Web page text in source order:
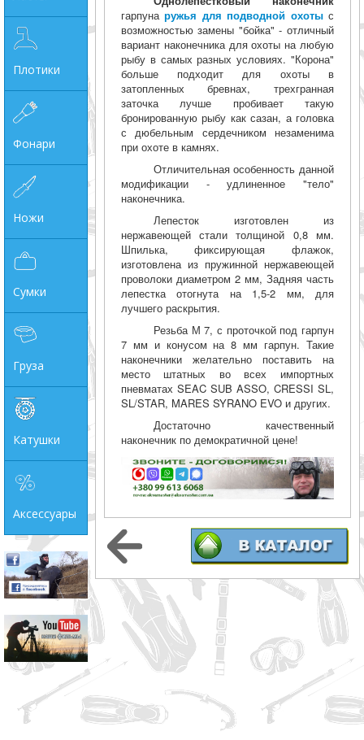
Плотики
Фонари
Ножи
Сумки
Груза
Катушки
Аксессуары
гарпунаружья для подводной охотыс
возможностью замены "бойка" - отличный
вариант наконечника для охоты на любую
рыбу в самых разных условиях. "Корона"
больше подходит для охоты в
затопленных бревнах, трехгранная
заточка лучше пробивает такую
бронированную рыбу как сазан, а головка
с дюбельным сердечником незаменима
при охоте в камнях.
Отличительная особенность данной
модификации - удлиненное "тело"
наконечника.
Лепесток изготовлен из
нержавеющей стали толщиной 0,8 мм.
Шпилька, фиксирующая флажок,
изготовлена из пружинной нержавеющей
проволоки диаметром 2 мм, Задняя часть
лепестка отогнута на 1,5-2 мм, для
лучшего раскрытия.
Резьба М 7, с проточкой под гарпун
7 мм и конусом на 8 мм гарпун. Такие
наконечники желательно поставить на
место штатных во всех импортных
пневматах SEAC SUB ASSO, CRESSI SL,
SL/STAR, MARES SYRANO EVO и других.
Достаточно качественный
наконечник по демократичной цене!